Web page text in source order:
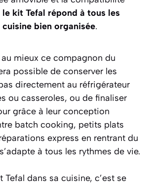
le kit Tefal répond à tous les
cuisine bien organisée.
mieux ce compagnon du
possible de conserver les
directement au réfrigérateur
ou casseroles, ou de finaliser
grâce à leur conception
batch cooking, petits plats
express en rentrant du
à tous les rythmes de vie.
Tefal dans sa cuisine, c’est se